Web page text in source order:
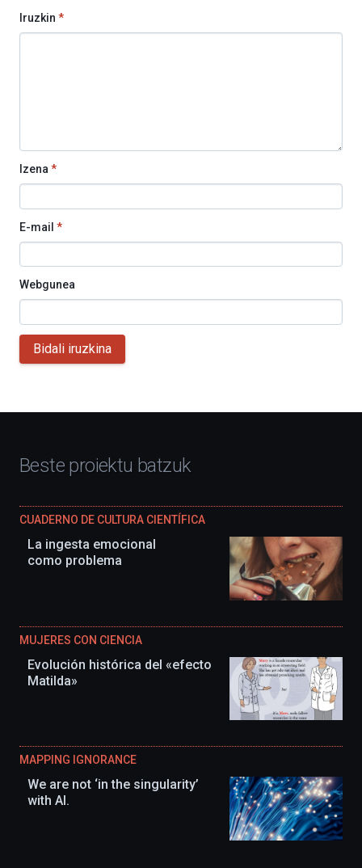
Iruzkin *
Izena*
E-mail *
Webgunea
Bidali iruzkina
Beste proiektu batzuk
CUADERNO DE CULTURA CIENTÍFICA
La ingesta emocional
como problema
MUJERES CON CIENCIA
Evolución histórica del «efecto
Matilda»
MAPPING IGNORANCE
We are not ‘in the singularity’
with AI.